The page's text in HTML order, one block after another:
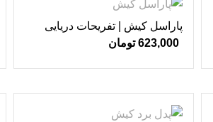
پاراسل کیش | تفریحات دریایی
کیش ♥
623,000 تومان